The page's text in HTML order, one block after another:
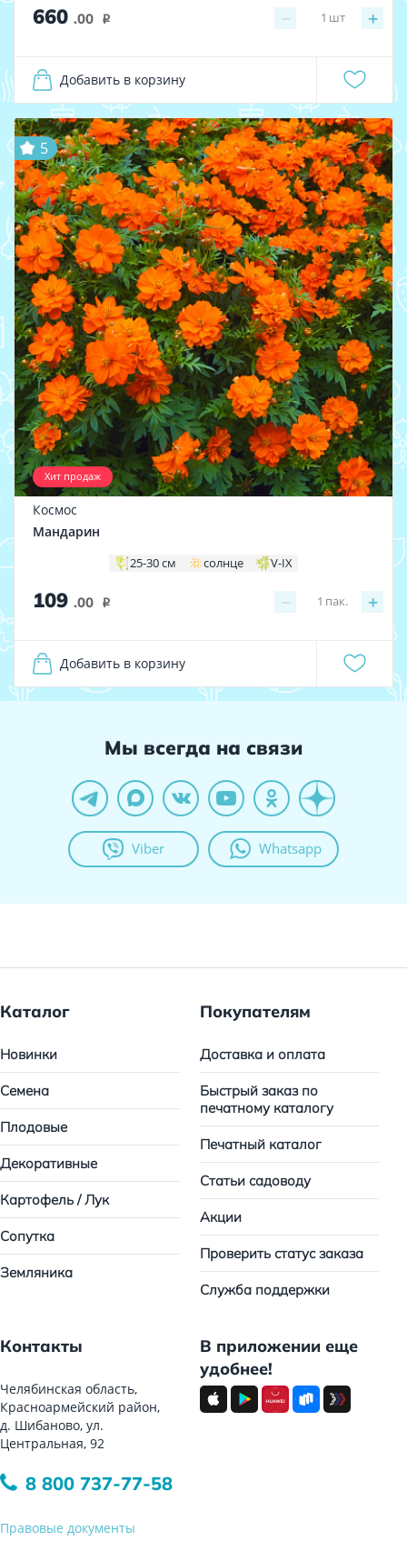
660 .00 i − +
1 шт
Добавить в корзину
Хит продаж
5
Космос
Мандарин
25-30 см солнце V-IX
109 .00 i − +
1 пак.
Добавить в корзину
Мы всегда на связи
Viber Whatsapp
Каталог
Новинки
Семена
Плодовые
Декоративные
Картофель / Лук
Сопутка
Земляника
Покупателям
Доставка и оплата
Быстрый заказ по
печатному каталогу
Печатный каталог
Статьи садоводу
Акции
Проверить статус заказа
Служба поддержки
Контакты
Челябинская область,
Красноармейский район,
д. Шибаново, ул.
Центральная, 92
8 800 737-77-58
Правовые документы
В приложении еще
удобнее!